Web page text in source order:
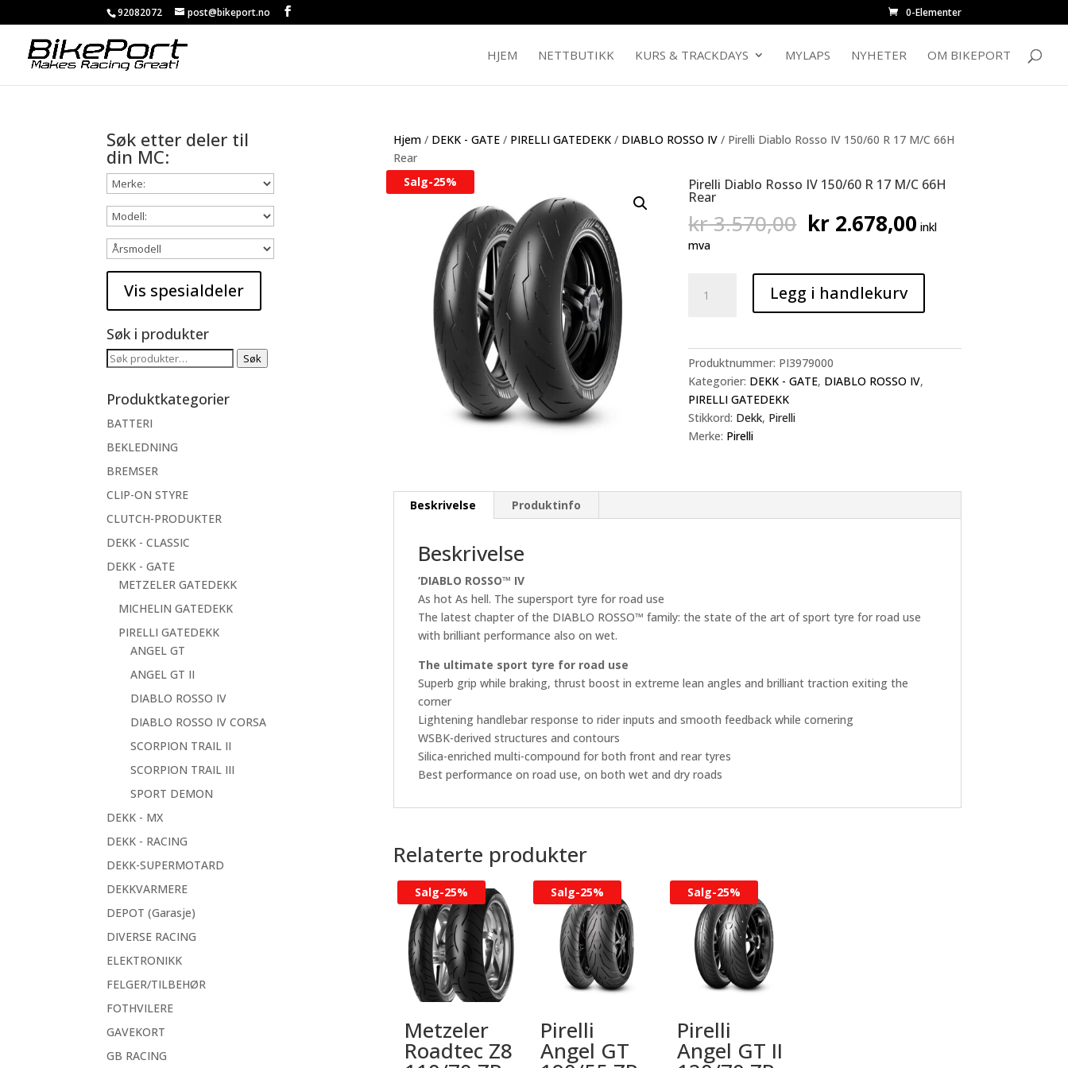
92082072 post@bikeport.no 0-Elementer
HJEM NETTBUTIKK KURS & TRACKDAYS MYLAPS NYHETER OM BIKEPORT
Hjem/ DEKK - GATE/ PIRELLI GATEDEKK/ DIABLO ROSSO IV/ Pirelli Diablo Rosso IV 150/60 R 17 M/C 66H
Rear
Salg-25% Pirelli Diablo Rosso IV 150/60 R 17 M/C 66H
Rear
kr3.570,00 Opprinnelig
pris
kr 3.570,00.
kr 2.678,00Nåværende
pris
kr 2.678,00.
inkl
mva
Diablo
150/60
M/C
Legg i handlekurv
Produktnummer: PI3979000
Kategorier: DEKK - GATE, DIABLO ROSSO IV,
PIRELLI GATEDEKK
Stikkord: Dekk, Pirelli
Merke: Pirelli
Beskrivelse Produktinfo
Beskrivelse
‘DIABLO ROSSO™ IV
As hot As hell. The supersport tyre for road use
The latest chapter of the DIABLO ROSSO™ family: the state of the art of sport tyre for road use
with brilliant performance also on wet.
The ultimate sport tyre for road use
Superb grip while braking, thrust boost in extreme lean angles and brilliant traction exiting the
corner
Lightening handlebar response to rider inputs and smooth feedback while cornering
WSBK-derived structures and contours
Silica-enriched multi-compound for both front and rear tyres
Best performance on road use, on both wet and dry roads
Relaterte produkter
Salg-25%
Metzeler
Roadtec Z8
Salg-25%
Pirelli
Angel GT
Salg-25%
Pirelli
Angel GT II
Søk etter deler til
din MC:
Søk i produkter
Søk
Søk
Produktkategorier
BATTERI
BEKLEDNING
BREMSER
CLIP-ON STYRE
CLUTCH-PRODUKTER
DEKK - CLASSIC
DEKK - GATE
METZELER GATEDEKK
MICHELIN GATEDEKK
PIRELLI GATEDEKK
ANGEL GT
ANGEL GT II
DIABLO ROSSO IV
DIABLO ROSSO IV CORSA
SCORPION TRAIL II
SCORPION TRAIL III
SPORT DEMON
DEKK - MX
DEKK - RACING
DEKK-SUPERMOTARD
DEKKVARMERE
DEPOT (Garasje)
DIVERSE RACING
ELEKTRONIKK
FELGER/TILBEHØR
FOTHVILERE
GAVEKORT
GB RACING